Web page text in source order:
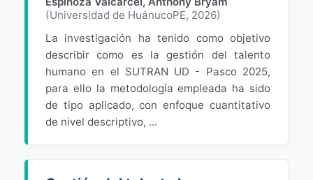
(Universidad de HuánucoPE, 2026)
La investigación ha tenido como objetivo
describir como es la gestión del talento
humano en el SUTRAN UD - Pasco 2025,
para ello la metodología empleada ha sido
de tipo aplicado, con enfoque cuantitativo
de nivel descriptivo, ...